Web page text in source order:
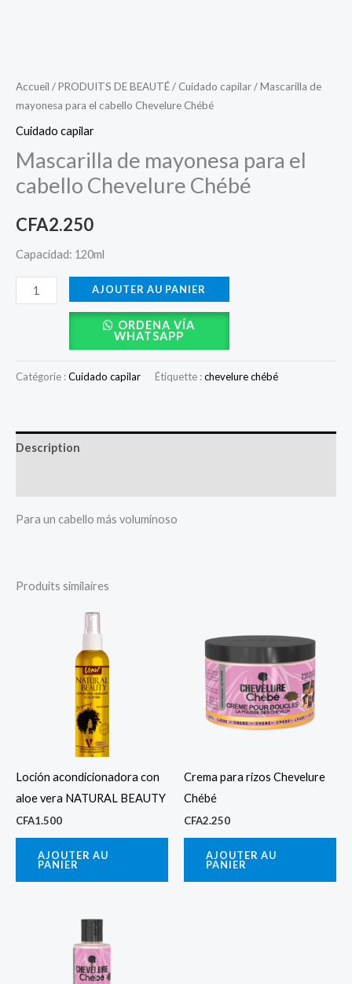
Accueil /PRODUITS DE BEAUTÉ/ Cuidado capilar/ Mascarilla de
mayonesa para el cabello Chevelure Chébé
Cuidado capilar
Mascarilla de mayonesa para el
cabello Chevelure Chébé
CFA2.250
Capacidad: 120ml
AJOUTER AU PANIER
ORDENA VÍA
WHATSAPP
Catégorie :Cuidado capilar Étiquette :chevelure chébé
Description
Para un cabello más voluminoso
Produits similaires
Loción acondicionadora con
aloe vera NATURAL BEAUTY
CFA1.500
AJOUTER AU
PANIER
Crema para rizos Chevelure
Chébé
CFA2.250
AJOUTER AU
PANIER